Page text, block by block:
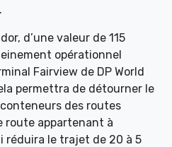
d’une valeur de 115
opérationnel
Fairview de DP World
permettra de détourner le
des routes
route appartenant à
réduira le trajet de 20 à 5